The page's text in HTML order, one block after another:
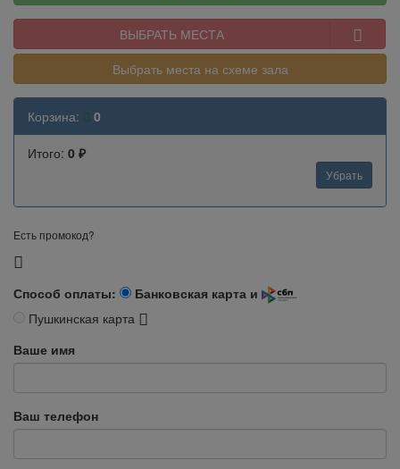
ВЫБРАТЬ МЕСТА
Выбрать места на схеме зала
Корзина: 0
Итого: 0 ₽
Убрать
Есть промокод?
Способ оплаты:
Банковская карта и
Пушкинская карта
Ваше имя
Ваш телефон